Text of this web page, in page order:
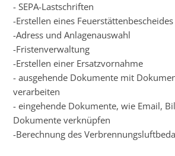
- SEPA-Lastschriften
-Erstellen eines Feuerstättenbescheides
-Adress und Anlagenauswahl
-Fristenverwaltung
-Erstellen einer Ersatzvornahme
- ausgehende Dokumente mit
verarbeiten
- eingehende Dokumente, wie Email,
Dokumente verknüpfen
-Berechnung des